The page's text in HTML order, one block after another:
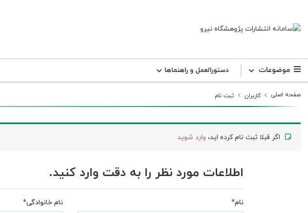
موضوعات دستورالعمل و راهنما‌ها
صفحه اصلی کاربران ثبت نام
اگر قبلا ثبت نام کرده اید، وارد شوید
اطلاعات مورد نظر را به دقت وارد کنید.
نام* نام خانوادگی*